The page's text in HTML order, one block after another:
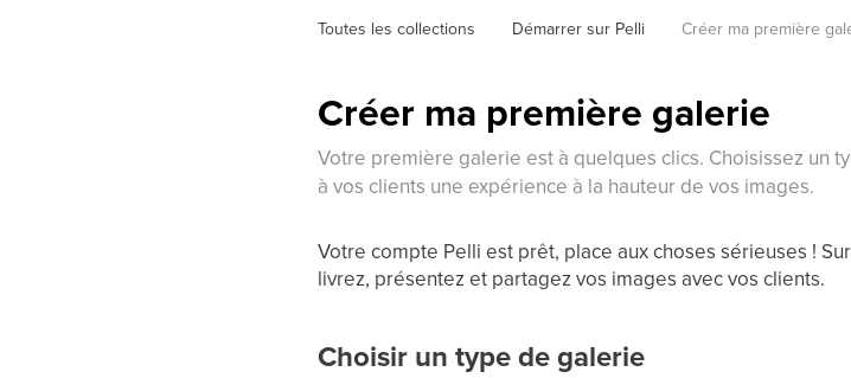
Toutes les collections Démarrer sur Pelli Créer ma première
Créer ma première galerie
Votre première galerie est à quelques clics. Choisissez un
à vos clients une expérience à la hauteur de vos images.
Votre compte Pelli est prêt, place aux choses sérieuses !
livrez, présentez et partagez vos images avec vos clients.
Choisir un type de galerie